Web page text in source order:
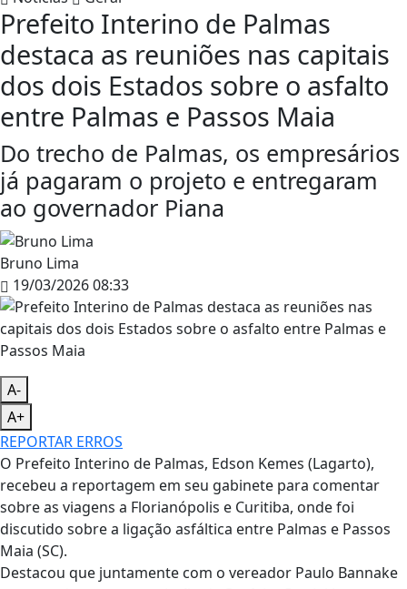
Prefeito Interino de Palmas
destaca as reuniões nas capitais
dos dois Estados sobre o asfalto
entre Palmas e Passos Maia
Do trecho de Palmas, os empresários
já pagaram o projeto e entregaram
ao governador Piana
Bruno Lima
19/03/2026 08:33
A-
A+
REPORTAR ERROS
O Prefeito Interino de Palmas, Edson Kemes (Lagarto),
recebeu a reportagem em seu gabinete para comentar
sobre as viagens a Florianópolis e Curitiba, onde foi
discutido sobre a ligação asfáltica entre Palmas e Passos
Maia (SC).
Destacou que juntamente com o vereador Paulo Bannake